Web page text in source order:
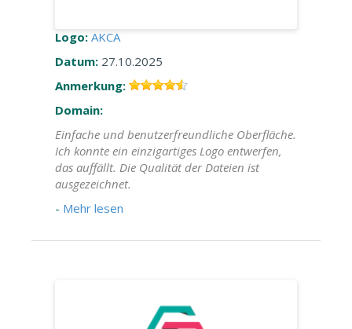
Logo: AKCA
Datum: 27.10.2025
Anmerkung:
Domain:
Einfache und benutzerfreundliche Oberfläche.
Ich konnte ein einzigartiges Logo entwerfen,
das auffällt. Die Qualität der Dateien ist
ausgezeichnet.
- Mehr lesen